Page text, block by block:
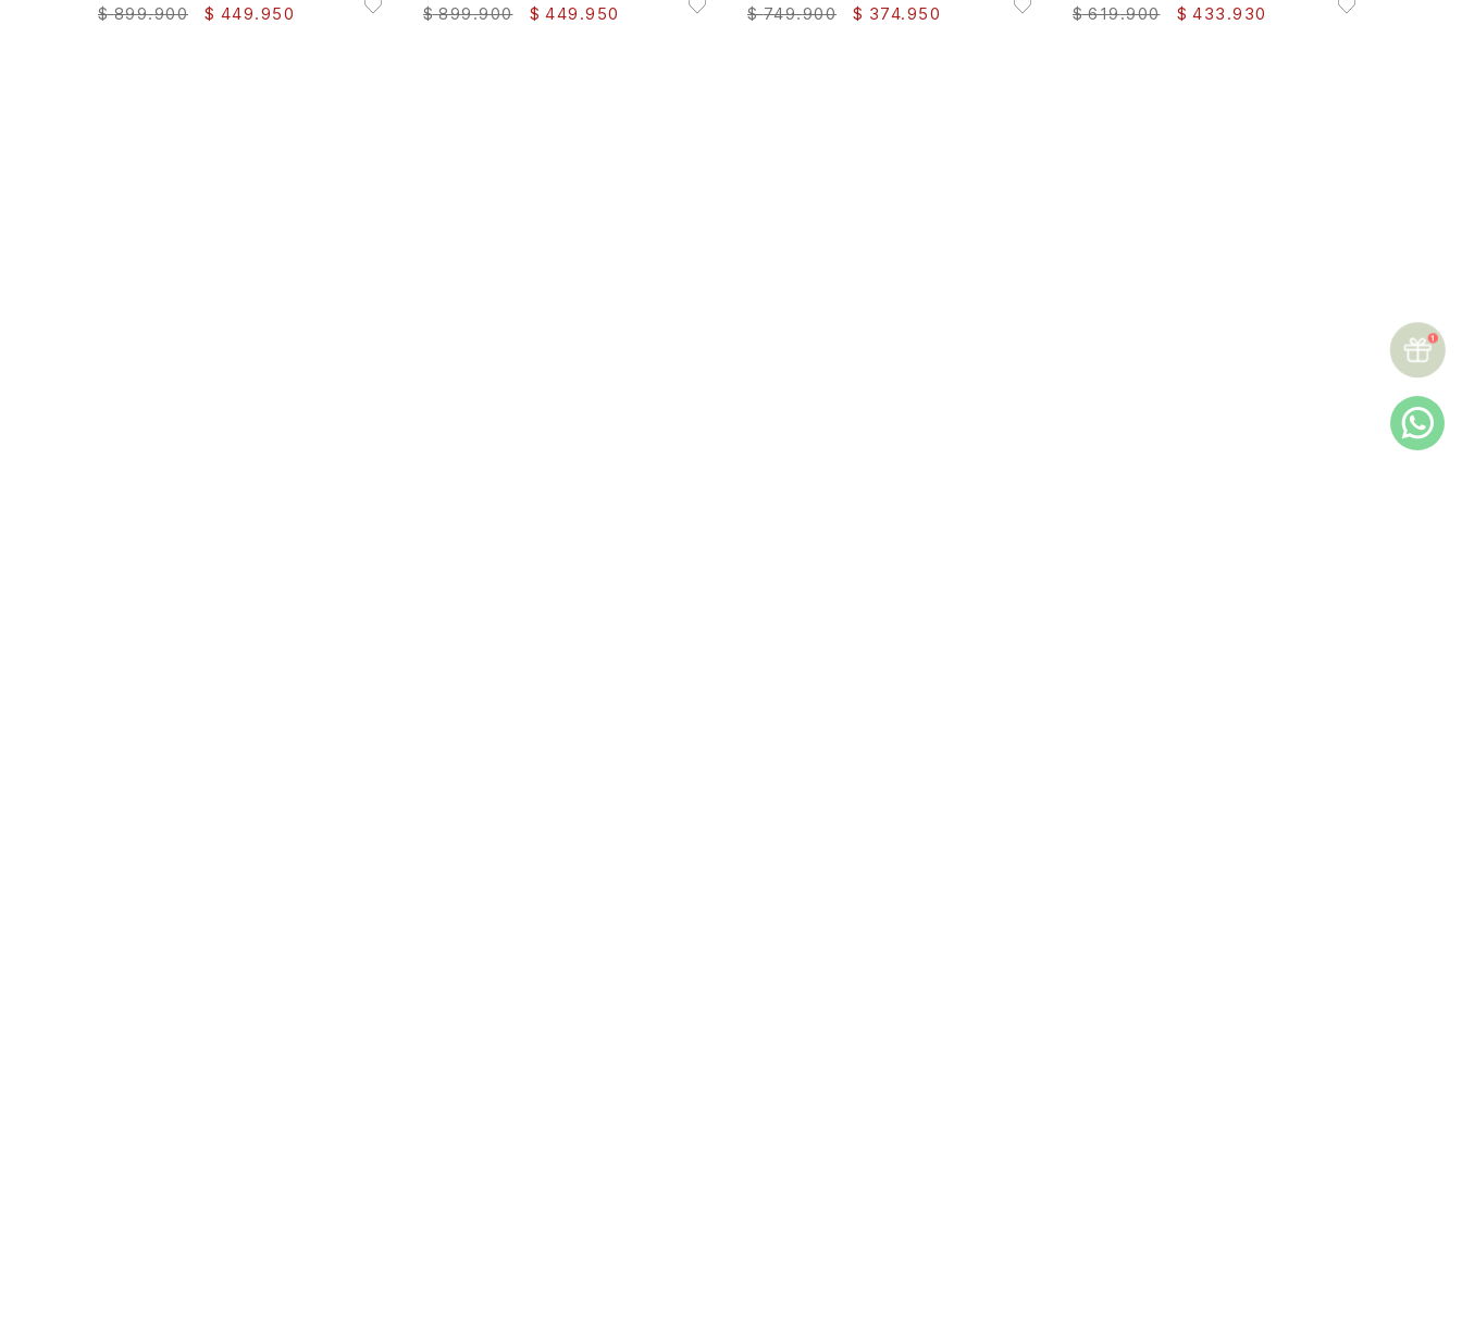
$ 899.900 $ 449.950 $ 899.900 $ 449 .950 $ 749.900 $ 374.950 $ 619.900 $ 433 .930